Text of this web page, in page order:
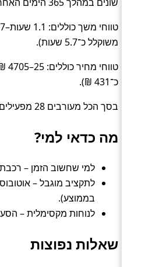
משוקלל כ־5.7 שעות).
כ־431 ₪).
בסך הכל מעורבים 28 מפעילים ו־22 תחנות מוצא/יעד.
מה כדאי למי?
למי שחשוב הזמן – רכבת (בערך
בממוצע).
לנוחות מקסימלית – הסעה
שאלות נפוצות